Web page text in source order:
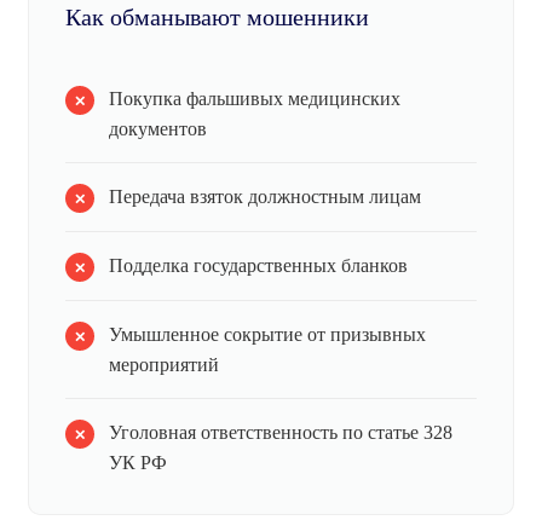
Как обманывают мошенники
Покупка фальшивых медицинских
документов
Передача взяток должностным лицам
Подделка государственных бланков
Умышленное сокрытие от призывных
мероприятий
Уголовная ответственность по статье 328
УК РФ